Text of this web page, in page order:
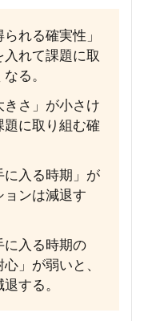
れる確実性」
れて課題に取
る。
さ」が小さけ
に取り組む確
に入る時期」が
ンは減退す
に入る時期の
」が弱いと、
する。